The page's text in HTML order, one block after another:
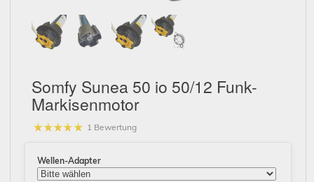
Somfy Sunea 50 io 50/12 Funk-
Markisenmotor
1 Bewertung
Wellen-Adapter